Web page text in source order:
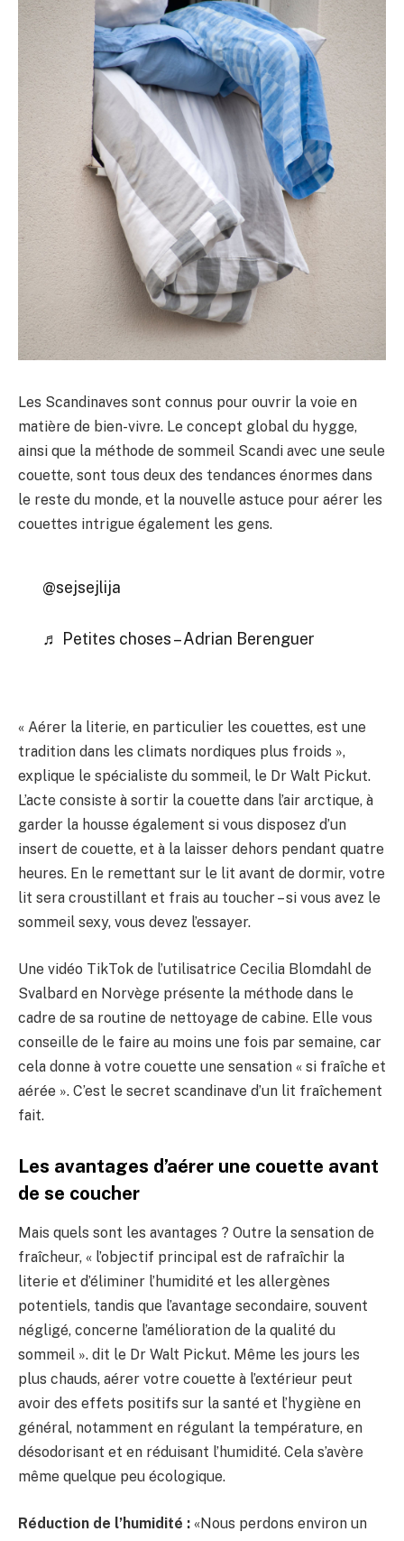
Les Scandinaves sont connus pour ouvrir la voie en
matière de bien-vivre. Le concept global du hygge,
ainsi que la méthode de sommeil Scandi avec une seule
couette, sont tous deux des tendances énormes dans
le reste du monde, et la nouvelle astuce pour aérer les
couettes intrigue également les gens.
@sejsejlija
♬ Petites choses – Adrian Berenguer
« Aérer la literie, en particulier les couettes, est une
tradition dans les climats nordiques plus froids »,
explique le spécialiste du sommeil, le Dr Walt Pickut.
L’acte consiste à sortir la couette dans l’air arctique, à
garder la housse également si vous disposez d’un
insert de couette, et à la laisser dehors pendant quatre
heures. En le remettant sur le lit avant de dormir, votre
lit sera croustillant et frais au toucher – si vous avez le
sommeil sexy, vous devez l’essayer.
Une vidéo TikTok de l’utilisatrice Cecilia Blomdahl de
Svalbard en Norvège présente la méthode dans le
cadre de sa routine de nettoyage de cabine. Elle vous
conseille de le faire au moins une fois par semaine, car
cela donne à votre couette une sensation « si fraîche et
aérée ». C’est le secret scandinave d’un lit fraîchement
fait.
Les avantages d’aérer une couette avant
de se coucher
Mais quels sont les avantages ? Outre la sensation de
fraîcheur, « l’objectif principal est de rafraîchir la
literie et d’éliminer l’humidité et les allergènes
potentiels, tandis que l’avantage secondaire, souvent
négligé, concerne l’amélioration de la qualité du
sommeil ». dit le Dr Walt Pickut. Même les jours les
plus chauds, aérer votre couette à l’extérieur peut
avoir des effets positifs sur la santé et l’hygiène en
général, notamment en régulant la température, en
désodorisant et en réduisant l’humidité. Cela s’avère
même quelque peu écologique.
Réduction de l’humidité : «Nous perdons environ un